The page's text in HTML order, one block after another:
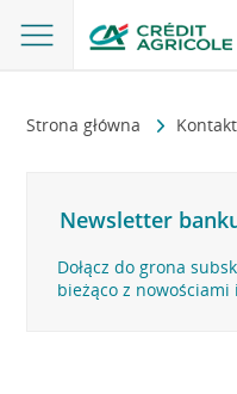
Strona główna
Newsletter
Dołącz do grona
bieżąco z